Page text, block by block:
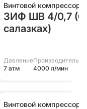
Винтовой компрессор
ЗИФ ШВ 4/0,7
салазках)
Давление
7 атм
4000 л/мин
Винтовой компрессор